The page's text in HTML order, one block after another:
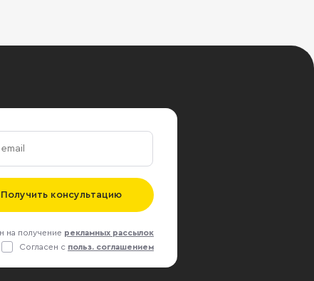
Получить консультацию
на получение рекламных рассылок
Согласен с польз. соглашением